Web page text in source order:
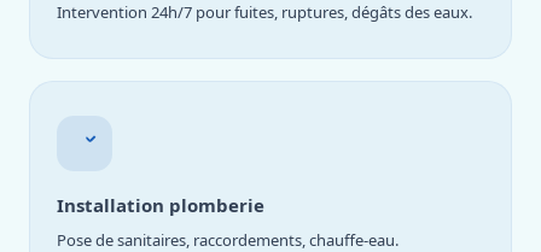
Intervention 24h/7 pour fuites, ruptures, dégâts des eaux.
Installation plomberie
Pose de sanitaires, raccordements, chauffe-eau.